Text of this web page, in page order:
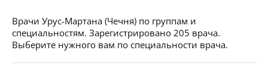
Врачи Урус-Мартана (Чечня) по группам и
специальностям. Зарегистрировано 205 врача.
Выберите нужного вам по специальности врача.